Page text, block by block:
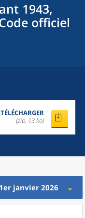
1943,
officiel
TÉLÉCHARGER
(zip, 13 ko)
janvier 2026